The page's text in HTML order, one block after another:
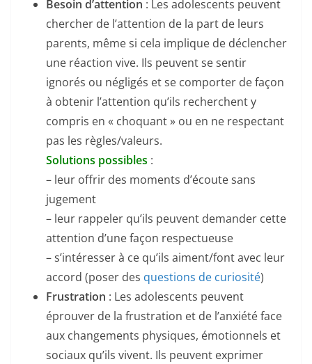
Besoin d’attention : Les adolescents peuvent
chercher de l’attention de la part de leurs
parents, même si cela implique de déclencher
une réaction vive. Ils peuvent se sentir
ignorés ou négligés et se comporter de façon
à obtenir l’attention qu’ils recherchent y
compris en « choquant » ou en ne respectant
pas les règles/valeurs.
Solutions possibles :
– leur offrir des moments d’écoute sans
jugement
– leur rappeler qu’ils peuvent demander cette
attention d’une façon respectueuse
– s’intéresser à ce qu’ils aiment/font avec leur
accord (poser des questions de curiosité)
Frustration : Les adolescents peuvent
éprouver de la frustration et de l’anxiété face
aux changements physiques, émotionnels et
sociaux qu’ils vivent. Ils peuvent exprimer